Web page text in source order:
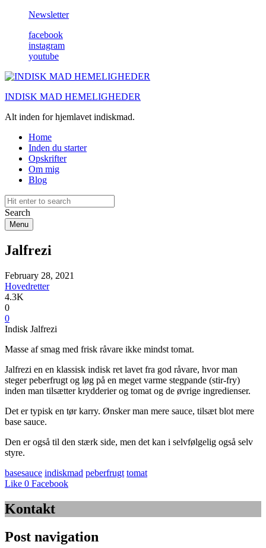
Newsletter
facebook
instagram
youtube
INDISK MAD HEMELIGHEDER
Alt inden for hjemlavet indiskmad.
Home
Inden du starter
Opskrifter
Om mig
Blog
Search
Menu
Jalfrezi
February 28, 2021
Hovedretter
4.3K
0
0
Indisk Jalfrezi
Masse af smag med frisk råvare ikke mindst tomat.
Jalfrezi en en klassisk indisk ret lavet fra god råvare, hvor man
steger peberfrugt og løg på en meget varme stegpande (stir-fry)
inden man tilsætter krydderier og tomat og de øvrige ingredienser.
Det er typisk en tør karry. Ønsker man mere sauce, tilsæt blot mere
base sauce.
Den er også til den stærk side, men det kan i selvfølgelig også selv
styre.
basesauce indiskmad peberfrugt tomat
Like 0 Facebook
Kontakt
Post navigation